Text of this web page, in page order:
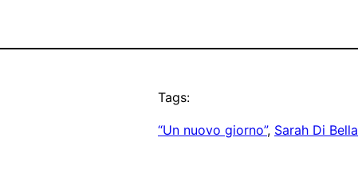
Tags:
“Un nuovo giorno”, Sarah Di Bella